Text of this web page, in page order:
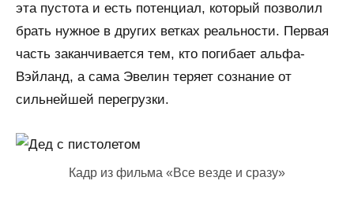
эта пустота и есть потенциал, который позволил
брать нужное в других ветках реальности. Первая
часть заканчивается тем, кто погибает альфа-
Вэйланд, а сама Эвелин теряет сознание от
сильнейшей перегрузки.
Кадр из фильма «Все везде и сразу»